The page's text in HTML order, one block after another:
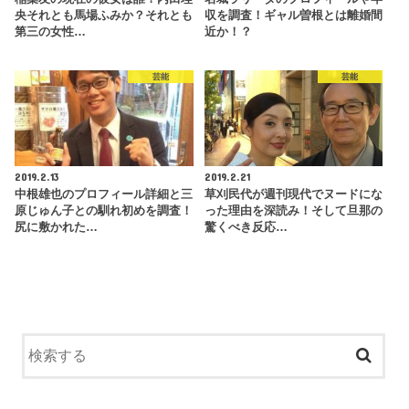
央それとも馬場ふみか？それとも
第三の女性…
収を調査！ギャル曽根とは離婚間
近か！？
芸能
2019.2.13
中根雄也のプロフィール詳細と三
原じゅん子との馴れ初めを調査！
尻に敷かれた…
芸能
2019.2.21
草刈民代が週刊現代でヌードにな
った理由を深読み！そして旦那の
驚くべき反応…